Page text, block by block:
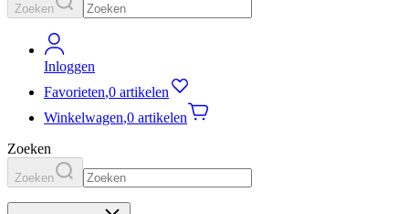
Zoeken
Inloggen
Favorieten,0 artikelen
Winkelwagen,0 artikelen
Zoeken
Zoeken